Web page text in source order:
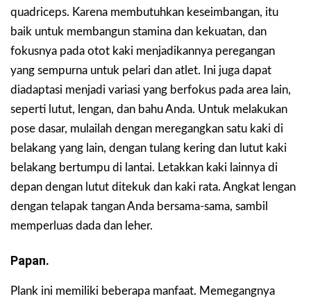
quadriceps. Karena membutuhkan keseimbangan, itu
baik untuk membangun stamina dan kekuatan, dan
fokusnya pada otot kaki menjadikannya peregangan
yang sempurna untuk pelari dan atlet. Ini juga dapat
diadaptasi menjadi variasi yang berfokus pada area lain,
seperti lutut, lengan, dan bahu Anda. Untuk melakukan
pose dasar, mulailah dengan meregangkan satu kaki di
belakang yang lain, dengan tulang kering dan lutut kaki
belakang bertumpu di lantai. Letakkan kaki lainnya di
depan dengan lutut ditekuk dan kaki rata. Angkat lengan
dengan telapak tangan Anda bersama-sama, sambil
memperluas dada dan leher.
Papan.
Plank ini memiliki beberapa manfaat. Memegangnya